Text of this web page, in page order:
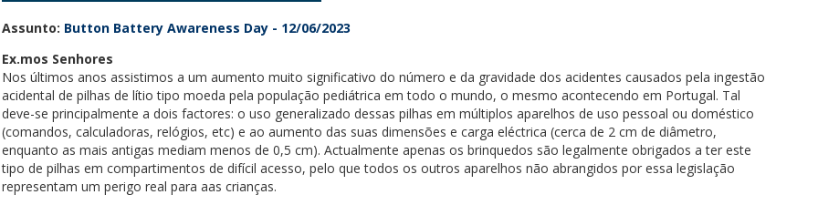
Assunto: Button Battery Awareness Day - 12/06/2023
Ex.mos Senhores
Nos últimos anos assistimos a um aumento muito significativo do número e da gravidade dos acidentes causados pela ingestão
acidental de pilhas de lítio tipo moeda pela população pediátrica em todo o mundo, o mesmo acontecendo em Portugal. Tal
deve-se principalmente a dois factores: o uso generalizado dessas pilhas em múltiplos aparelhos de uso pessoal ou doméstico
(comandos, calculadoras, relógios, etc) e ao aumento das suas dimensões e carga eléctrica (cerca de 2 cm de diâmetro,
enquanto as mais antigas mediam menos de 0,5 cm). Actualmente apenas os brinquedos são legalmente obrigados a ter este
tipo de pilhas em compartimentos de difícil acesso, pelo que todos os outros aparelhos não abrangidos por essa legislação
representam um perigo real para aas crianças.